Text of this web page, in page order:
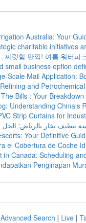
Australia: Your
charitable initiatives
짜릿함 만끽! 여름 워터파
small business option
Scale Mail Application:
and
Bills : Your Breakdown
Understanding China's
Strip Curtains for
Your Definitive
el Cobertura de Coche
in Canada: Scheduling
Penginapan
Advanced Search | Live |